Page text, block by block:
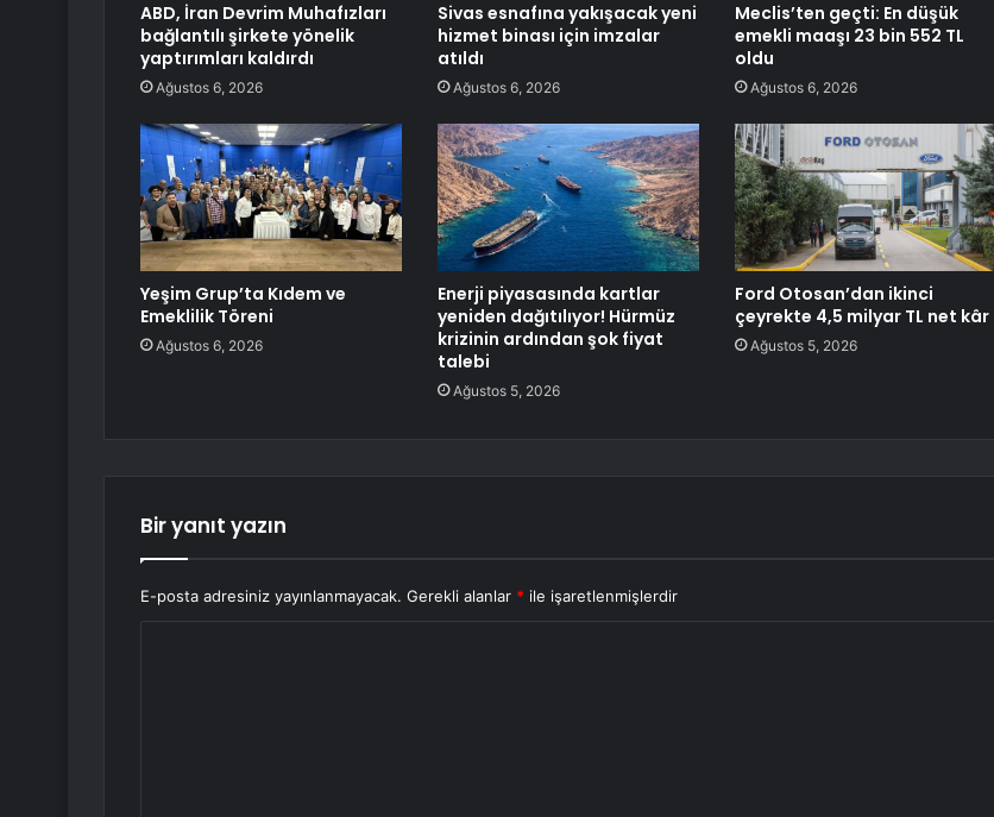
ABD, İran Devrim Muhafızları
bağlantılı şirkete yönelik
yaptırımları kaldırdı
Ağustos 6, 2026
Sivas esnafına yakışacak yeni
hizmet binası için imzalar
atıldı
Ağustos 6, 2026
Meclis’ten geçti: En düşük
emekli maaşı 23 bin 552 TL
oldu
Ağustos 6, 2026
Yeşim Grup’ta Kıdem ve
Emeklilik Töreni
Ağustos 6, 2026
Enerji piyasasında kartlar
yeniden dağıtılıyor! Hürmüz
krizinin ardından şok fiyat
talebi
Ağustos 5, 2026
Ford Otosan’dan ikinci
çeyrekte 4,5 milyar TL net kâr
Ağustos 5, 2026
Bir yanıt yazın
E-posta adresiniz yayınlanmayacak. Gerekli alanlar * ile işaretlenmişlerdir